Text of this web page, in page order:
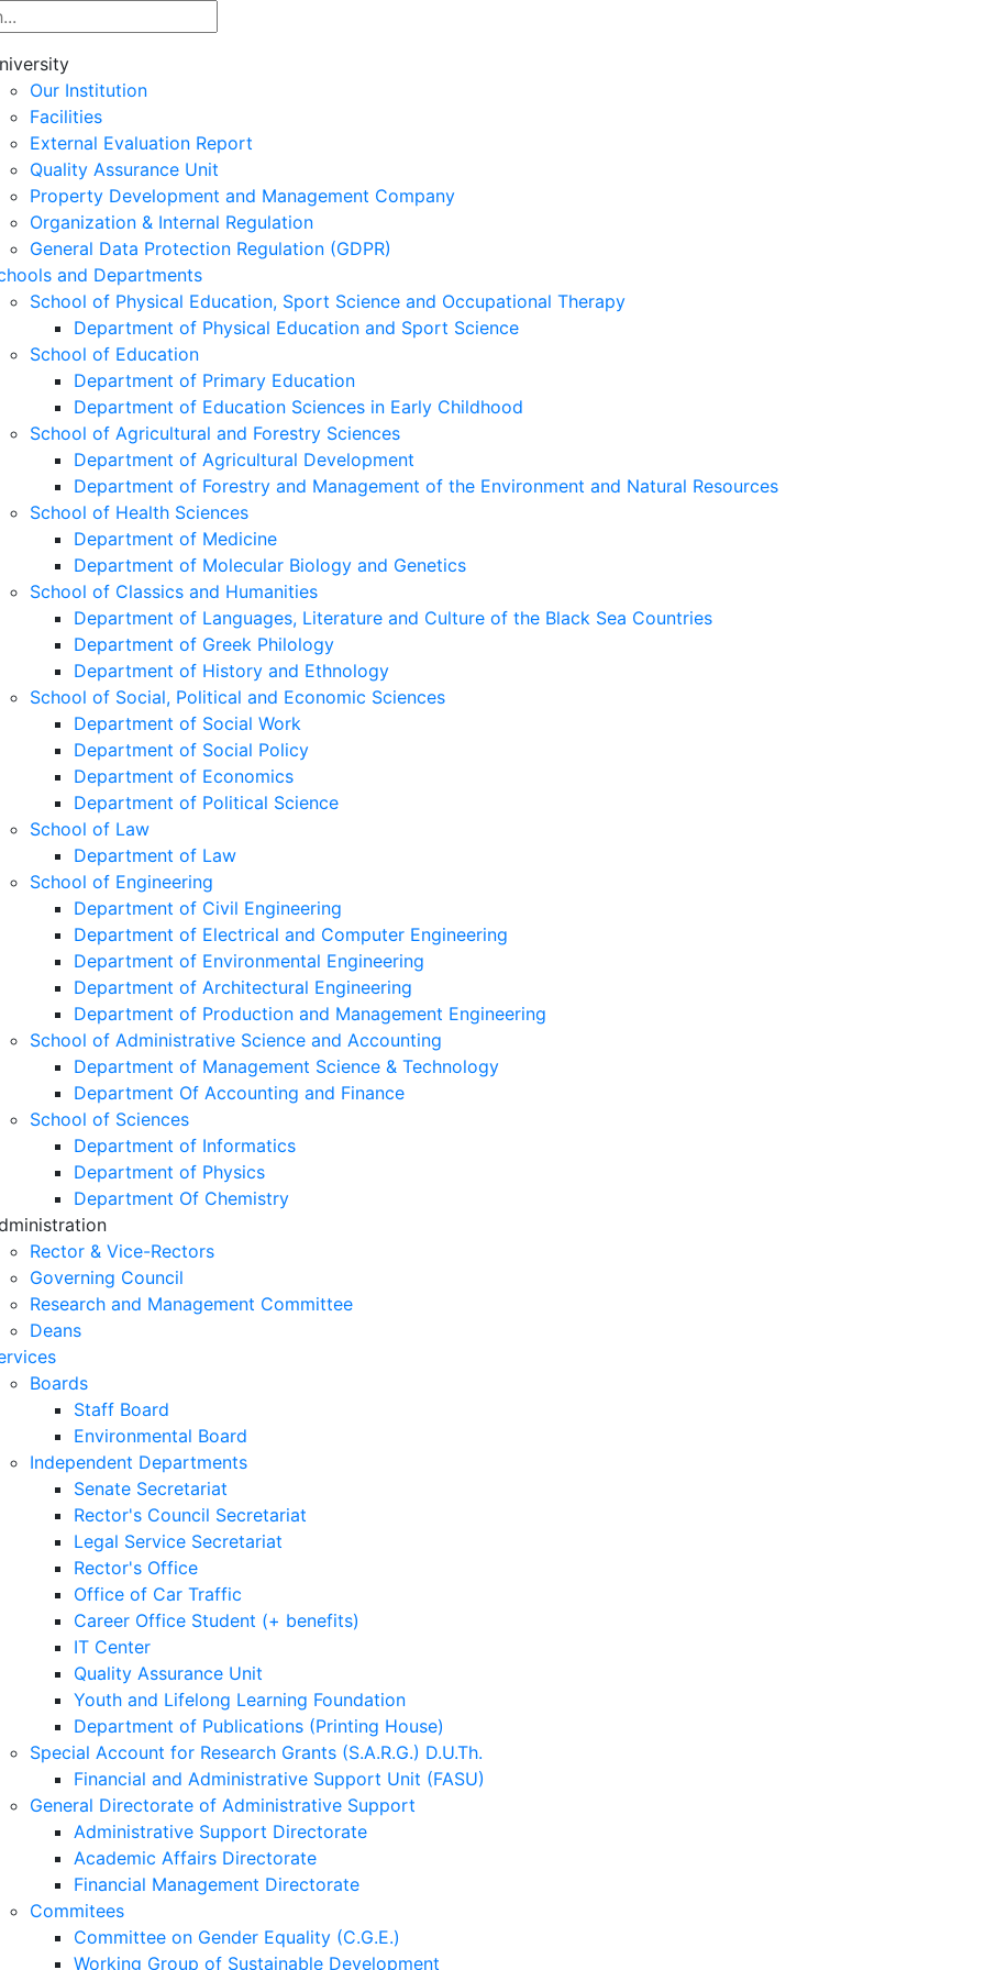
Our Institution
Facilities
External Evaluation Report
Quality Assurance Unit
Property Development and Management Company
Organization & Internal Regulation
General Data Protection Regulation (GDPR)
and Departments
School of Physical Education, Sport Science and Occupational Therapy
Department of Physical Education and Sport Science
School of Education
Department of Primary Education
Department of Education Sciences in Early Childhood
School of Agricultural and Forestry Sciences
Department of Agricultural Development
Department of Forestry and Management of the Environment and Natural Resources
School of Health Sciences
Department of Medicine
Department of Molecular Biology and Genetics
School of Classics and Humanities
Department of Languages, Literature and Culture of the Black Sea Countries
Department of Greek Philology
Department of History and Ethnology
School of Social, Political and Economic Sciences
Department of Social Work
Department of Social Policy
Department of Economics
Department of Political Science
School of Law
Department of Law
School of Engineering
Department of Civil Engineering
Department of Electrical and Computer Engineering
Department of Environmental Engineering
Department of Architectural Engineering
Department of Production and Management Engineering
School of Administrative Science and Accounting
Department of Management Science & Technology
Department Of Accounting and Finance
School of Sciences
Department of Informatics
Department of Physics
Department Of Chemistry
Rector & Vice-Rectors
Governing Council
Research and Management Committee
Deans
Boards
Staff Board
Environmental Board
Independent Departments
Senate Secretariat
Rector's Council Secretariat
Legal Service Secretariat
Rector's Office
Office of Car Traffic
Career Office Student (+ benefits)
IT Center
Quality Assurance Unit
Youth and Lifelong Learning Foundation
Department of Publications (Printing House)
Special Account for Research Grants (S.A.R.G.) D.U.Th.
Financial and Administrative Support Unit (FASU)
General Directorate of Administrative Support
Administrative Support Directorate
Academic Affairs Directorate
Financial Management Directorate
Commitees
Committee on Gender Equality (C.G.E.)
Working Group of Sustainable Development